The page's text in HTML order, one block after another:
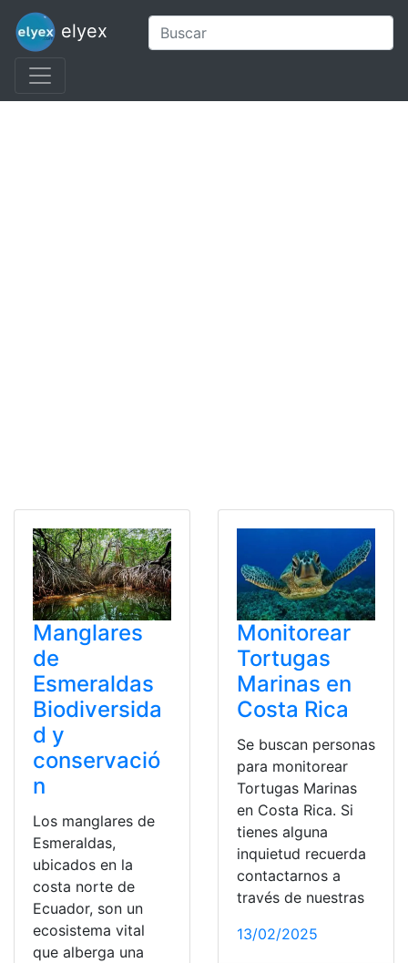
elyex
Manglares
de
Esmeraldas
Biodiversida
d y
conservació
n
Los manglares de
Esmeraldas,
ubicados en la
costa norte de
Ecuador, son un
ecosistema vital
que alberga una
Monitorear
Tortugas
Marinas en
Costa Rica
Se buscan personas
para monitorear
Tortugas Marinas
en Costa Rica. Si
tienes alguna
inquietud recuerda
contactarnos a
través de nuestras
13/02/2025